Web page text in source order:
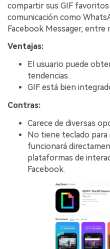
compartir sus GIF
comunicación como
Facebook Messager, entre
Ventajas:
El usuario puede
tendencias.
GIF está bien
Contras:
Carece de diversas
No tiene teclado
funcionará
plataformas de
Facebook.